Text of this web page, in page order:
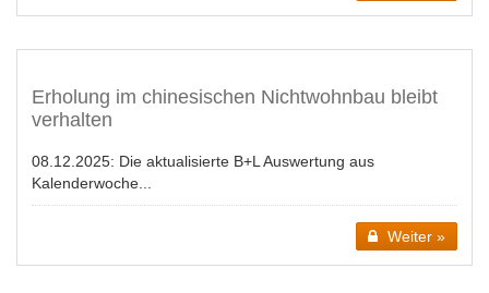
Erholung im chinesischen Nichtwohnbau bleibt
verhalten
08.12.2025: Die aktualisierte B+L Auswertung aus
Kalenderwoche...
Weiter »